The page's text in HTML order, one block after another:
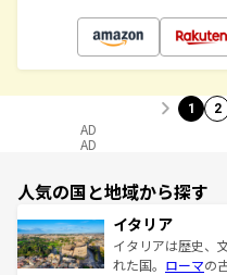
1 2
AD
AD
人気の国と地域から探す
イタリア
イタリアは歴史、
れた国。 ローマの